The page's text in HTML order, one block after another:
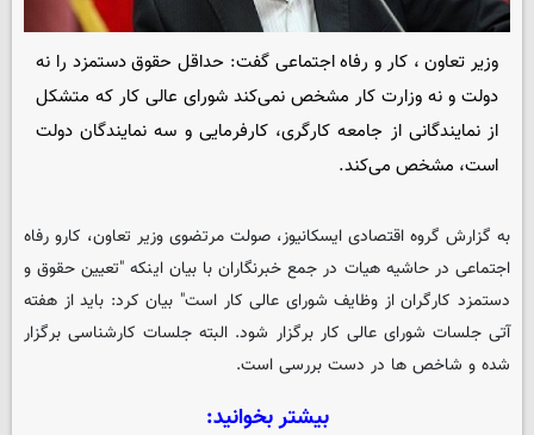
وزیر تعاون ، کار و رفاه اجتماعی گفت: حداقل حقوق دستمزد را نه
دولت و نه وزارت کار مشخص نمی‌کند شورای عالی کار که متشکل
از نمایندگانی از جامعه کارگری، کارفرمایی و سه نمایندگان دولت
است‌، مشخص می‌کند.
به گزارش گروه اقتصادی ایسکانیوز، صولت مرتضوی وزیر تعاون، کارو رفاه
اجتماعی در حاشیه هیات در جمع خبرنگاران با بیان اینکه "تعیین حقوق و
دستمزد کارگران از وظایف شورای عالی کار است" بیان کرد: باید از هفته
آتی جلسات شورای عالی کار برگزار شود. البته جلسات کارشناسی برگزار
شده و شاخص ها در دست بررسی است.
بیشتر بخوانید: